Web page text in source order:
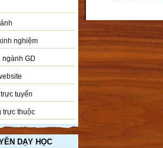
nghiệm
ngành GD
tuyến
trực thuộc
DẠY HỌC